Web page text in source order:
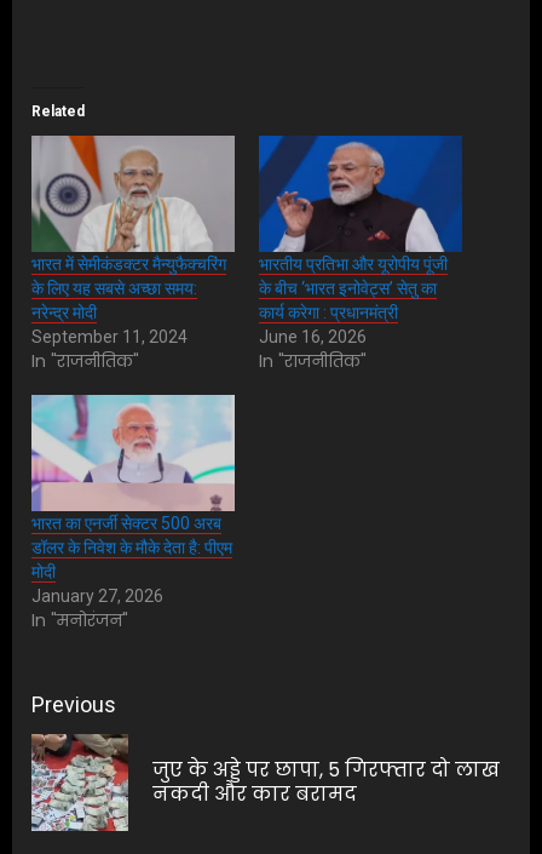
Related
भारत में सेमीकंडक्टर मैन्युफैक्चरिंग
के लिए यह सबसे अच्छा समय:
नरेन्द्र मोदी
September 11, 2024
In "राजनीतिक"
भारतीय प्रतिभा और यूरोपीय पूंजी
के बीच ‘भारत इनोवेट्स’ सेतु का
कार्य करेगा : प्रधानमंत्री
June 16, 2026
In "राजनीतिक"
भारत का एनर्जी सेक्टर 500 अरब
डॉलर के निवेश के मौके देता है: पीएम
मोदी
January 27, 2026
In "मनोरंजन"
Post
navigation
Previous
जुए के अड्डे पर छापा, 5 गिरफ्तार दो लाख
नकदी और कार बरामद